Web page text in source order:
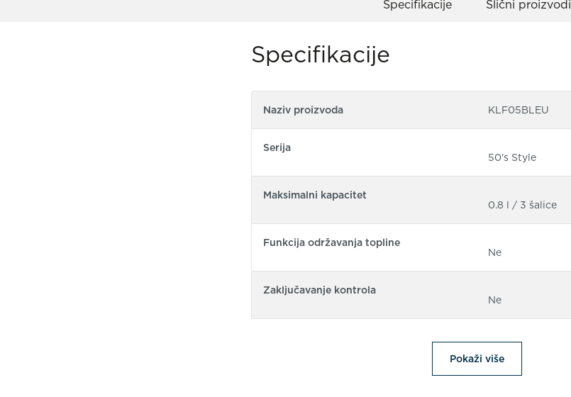
Specifikacije Slični proizvodi
Specifikacije
Naziv proizvoda KLF05BLEU
Serija
50's Style
Maksimalni kapacitet
0.8 l / 3 šalice
Funkcija održavanja topline
Ne
Zaključavanje kontrola
Ne
Pokaži više